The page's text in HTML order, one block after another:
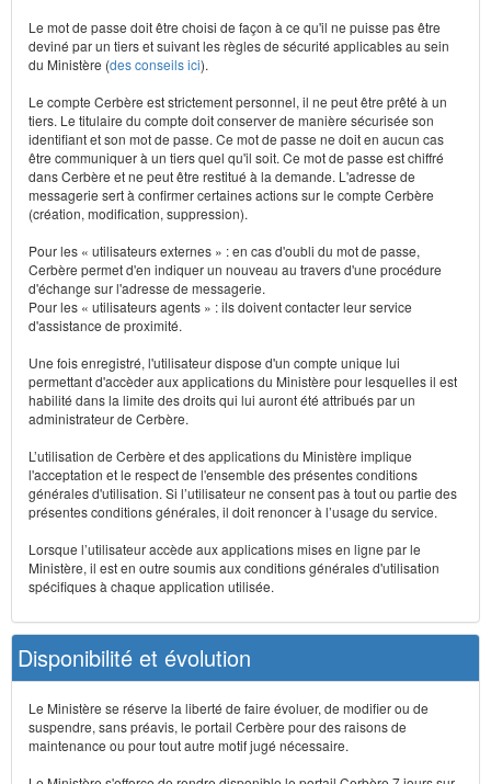
Le mot de passe doit être choisi de façon à ce qu'il ne puisse pas être
deviné par un tiers et suivant les règles de sécurité applicables au sein
du Ministère (des conseils ici).
Le compte Cerbère est strictement personnel, il ne peut être prêté à un
tiers. Le titulaire du compte doit conserver de manière sécurisée son
identifiant et son mot de passe. Ce mot de passe ne doit en aucun cas
être communiquer à un tiers quel qu'il soit. Ce mot de passe est chiffré
dans Cerbère et ne peut être restitué à la demande. L'adresse de
messagerie sert à confirmer certaines actions sur le compte Cerbère
(création, modification, suppression).
Pour les « utilisateurs externes » : en cas d'oubli du mot de passe,
Cerbère permet d'en indiquer un nouveau au travers d'une procédure
d'échange sur l'adresse de messagerie.
Pour les « utilisateurs agents » : ils doivent contacter leur service
d'assistance de proximité.
Une fois enregistré, l'utilisateur dispose d'un compte unique lui
permettant d'accèder aux applications du Ministère pour lesquelles il est
habilité dans la limite des droits qui lui auront été attribués par un
administrateur de Cerbère.
L’utilisation de Cerbère et des applications du Ministère implique
l'acceptation et le respect de l'ensemble des présentes conditions
générales d'utilisation. Si l’utilisateur ne consent pas à tout ou partie des
présentes conditions générales, il doit renoncer à l’usage du service.
Lorsque l’utilisateur accède aux applications mises en ligne par le
Ministère, il est en outre soumis aux conditions générales d'utilisation
spécifiques à chaque application utilisée.
Disponibilité et évolution
Le Ministère se réserve la liberté de faire évoluer, de modifier ou de
suspendre, sans préavis, le portail Cerbère pour des raisons de
maintenance ou pour tout autre motif jugé nécessaire.